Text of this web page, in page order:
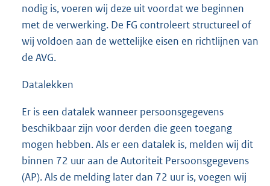
nodig is, voeren wij deze uit voordat we beginnen
met de verwerking. De FG controleert structureel of
wij voldoen aan de wettelijke eisen en richtlijnen van
de AVG.
Datalekken
Er is een datalek wanneer persoonsgegevens
beschikbaar zijn voor derden die geen toegang
mogen hebben. Als er een datalek is, melden wij dit
binnen 72 uur aan de Autoriteit Persoonsgegevens
(AP). Als de melding later dan 72 uur is, voegen wij